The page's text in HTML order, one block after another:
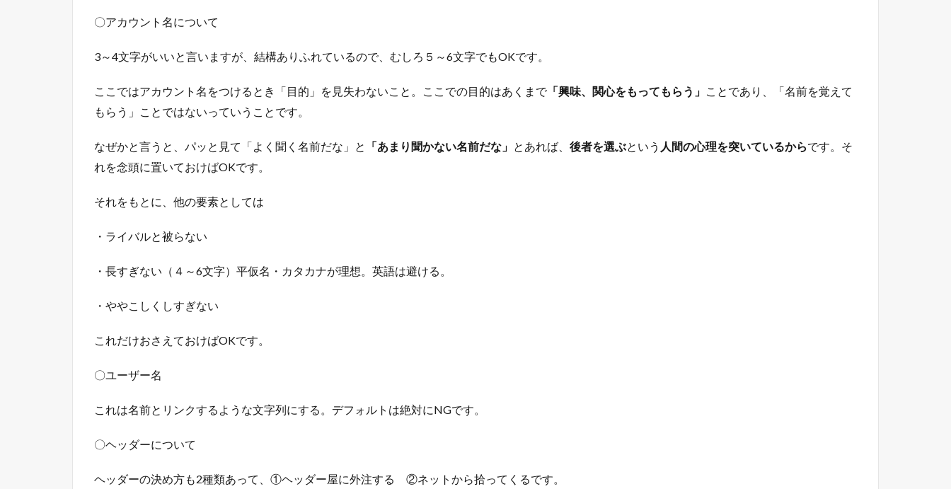
〇アカウント名について
3～4文字がいいと言いますが、結構ありふれているので、むしろ５～6文字でもOKです。
ここではアカウント名をつけるとき「目的」を見失わないこと。ここでの目的はあくまで「興味、関心をもってもらう」 ことであり、「名前を覚えて
もらう」ことではないっていうことです。
なぜかと言うと、パッと見て「よく聞く名前だな」と 「あまり聞かない名前だな」 とあれば、 後者を選ぶという 人間の心理を突いているからです。そ
れを念頭に置いておけばOKです。
それをもとに、他の要素としては
・ライバルと被らない
・長すぎない（４～6文字）平仮名・カタカナが理想。英語は避ける。
・ややこしくしすぎない
これだけおさえておけばOKです。
〇ユーザー名
これは名前とリンクするような文字列にする。デフォルトは絶対にNGです。
〇ヘッダーについて
ヘッダーの決め方も2種類あって、①ヘッダー屋に外注する ②ネットから拾ってくるです。